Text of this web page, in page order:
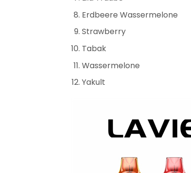
Erdbeere Wassermelone
Strawberry
Tabak
Wassermelone
Yakult